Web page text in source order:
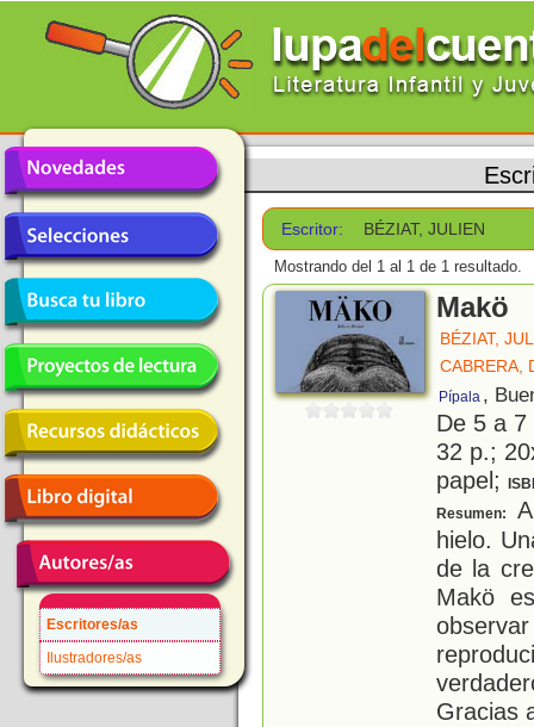
Escritores/as
Ilustradores/as
Escritor: BÉZIAT, JULIEN
Mostrando del 1 al 1 de 1 resultado.
Makö
BÉZIAT,
CABRERA,
Pípala ,
De 5 a
32 p.;
papel;
Resumen:
hielo.
de la
Makö
Gracias